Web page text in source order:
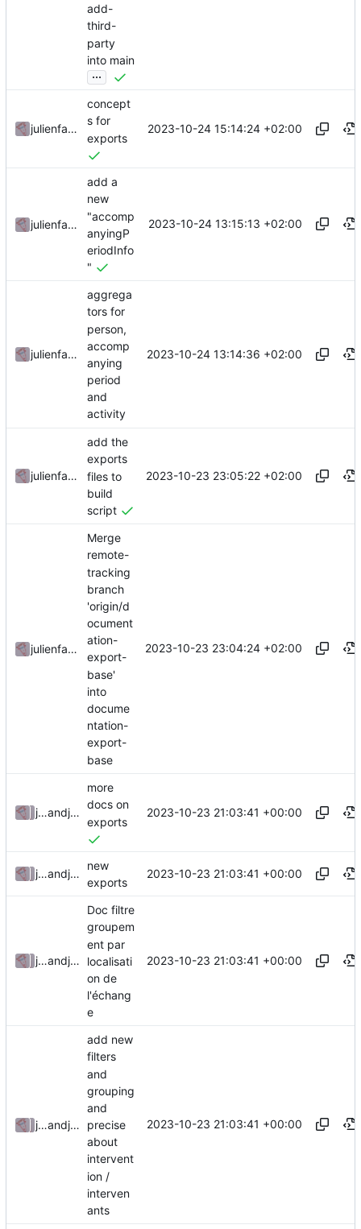
add-
third-
party
into main
...
julienfastre
concept
s for
exports
2023-10-24 15:14:24 +02:00
julienfastre
add a
new
"accomp
anyingP
eriodInfo
"
2023-10-24 13:15:13 +02:00
julienfastre
aggrega
tors for
person,
accomp
anying
period
and
activity
2023-10-24 13:14:36 +02:00
julienfastre
add the
exports
files to
build
script
2023-10-23 23:05:22 +02:00
julienfastre
Merge
remote-
tracking
branch
'origin/d
ocument
ation-
export-
base'
into
docume
ntation-
export-
base
2023-10-23 23:04:24 +02:00
julienfastreand julienfastre
more
docs on
exports
2023-10-23 21:03:41 +00:00
julienfastreand julienfastre
new
exports
2023-10-23 21:03:41 +00:00
julienfastreand julienfastre
Doc filtre
groupem
ent par
localisati
on de
l'échang
e
2023-10-23 21:03:41 +00:00
julienfastreand julienfastre
add new
filters
and
grouping
and
precise
about
intervent
ion /
interven
ants
2023-10-23 21:03:41 +00:00